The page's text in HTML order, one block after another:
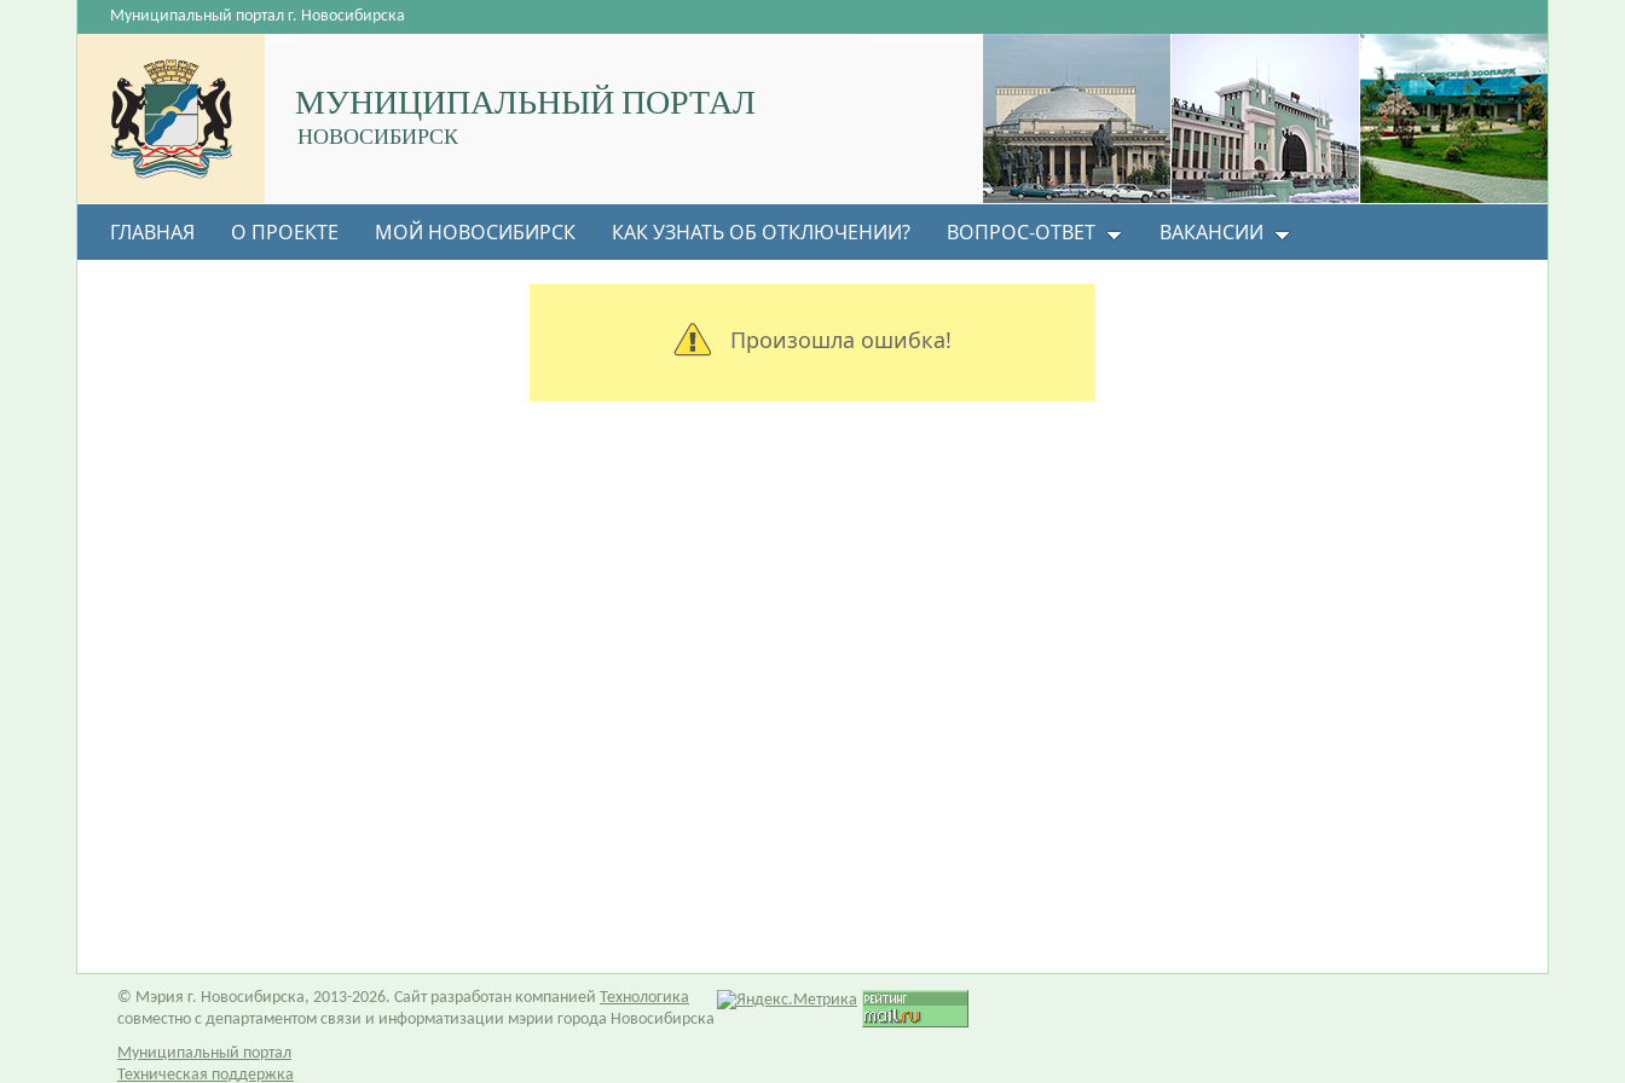
МУНИЦИПАЛЬНЫЙ ПОРТАЛ
НОВОСИБИРСК
Муниципальный портал г. Новосибирска
ГЛАВНАЯ О ПРОЕКТЕ МОЙ НОВОСИБИРСК КАК УЗНАТЬ ОБ ОТКЛЮЧЕНИИ? ВОПРОС-ОТВЕТ ВАКАНСИИ
Произошла ошибка!
© Мэрия г. Новосибирска, 2013-2026. Сайт разработан компанией Технологика
совместно с департаментом связи и информатизации мэрии города Новосибирска
Муниципальный портал
Техническая поддержка